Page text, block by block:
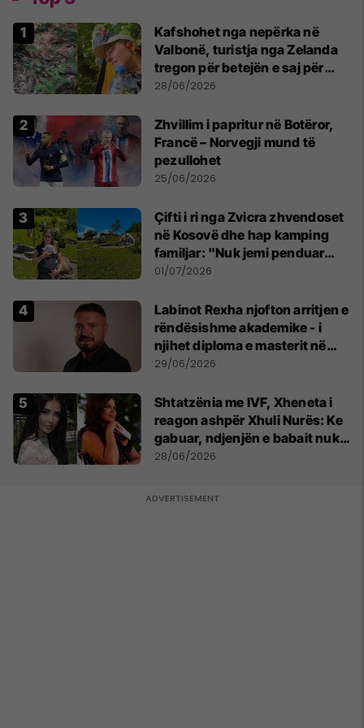
Kafshohet nga nepërka në
Valbonë, turistja nga Zelanda
tregon për betejën e saj për
mbijetesë
28/06/2026
Zhvillim i papritur në Botëror,
Francë – Norvegji mund të
pezullohet
25/06/2026
Çifti i ri nga Zvicra zhvendoset
në Kosovë dhe hap kamping
familjar: "Nuk jemi penduar
asnjë ditë"
01/07/2026
Labinot Rexha njofton arritjen e
rëndësishme akademike - i
njihet diploma e masterit në
Psikologji në Zvicër
29/06/2026
Shtatzënia me IVF, Xheneta i
reagon ashpër Xhuli Nurës: Ke
gabuar, ndjenjën e babait nuk
mund t'ia plotësosh kurrë
28/06/2026